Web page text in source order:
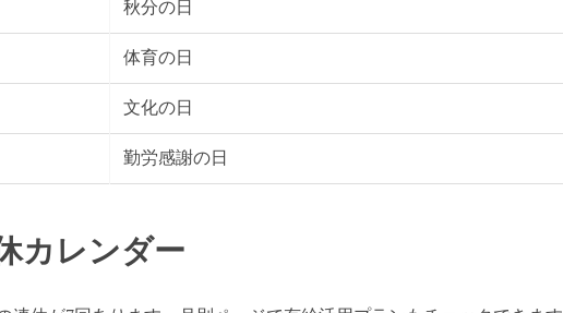
秋分の日
体育の日
文化の日
勤労感謝の日
カレンダー